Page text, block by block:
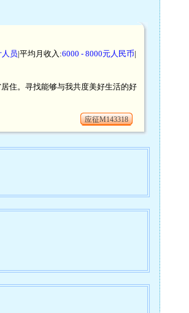
员|平均月收入:6000 - 8000元人民币|
住。寻找能够与我共度美好生活的好
应征M143318